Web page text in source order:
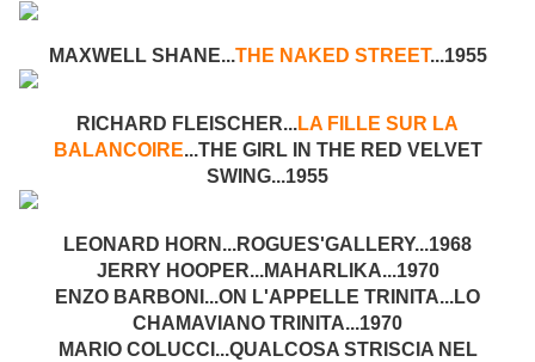
MAXWELL SHANE...THE NAKED STREET...1955
RICHARD FLEISCHER...LA FILLE SUR LA
BALANCOIRE...THE GIRL IN THE RED VELVET
SWING...1955
LEONARD HORN...ROGUES'GALLERY...1968
JERRY HOOPER...MAHARLIKA...1970
ENZO BARBONI...ON L'APPELLE TRINITA...LO
CHAMAVIANO TRINITA...1970
MARIO COLUCCI...QUALCOSA STRISCIA NEL